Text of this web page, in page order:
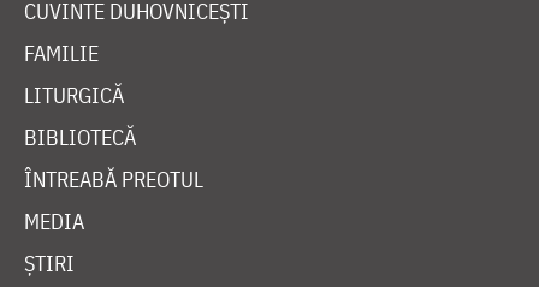
CUVINTE DUHOVNICEȘTI
FAMILIE
LITURGICĂ
BIBLIOTECĂ
ÎNTREABĂ PREOTUL
MEDIA
ȘTIRI